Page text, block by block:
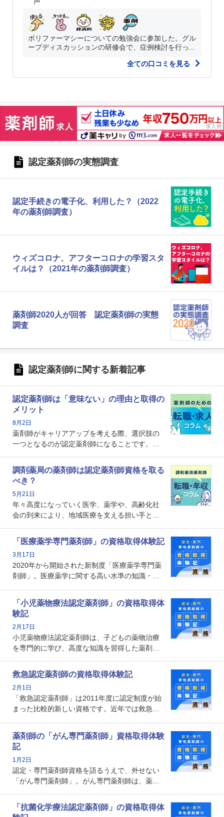
ポリファーマシーについての勉強会に参加した。グル
ープディスカッションの研修会で、症例検討を行っ...
全ての口コミを見る
認定薬剤師の実態調査
認定手続きの電子化、利用した？（2022
年の薬剤師調査）
ウィズコロナ、アフターコロナの学習スタ
イルは？（2021年の薬剤師調査）
薬剤師2020人が回答 認定薬剤師の実態
調査
認定薬剤師に関する新着記事
認定薬剤師は「意味ない」の理由と取得の
メリット
8月2日
薬剤師がキャリアアップを考える際、選択肢の
一つとなるのが認定薬剤師になることです。し
という声を聞いたことがあるかもしれません。
本記事では、認定薬剤師が「意味ない」といわ
れる理由や、取得するメリット、年収・キャリ
アへの影響を解説します。
調剤薬局の薬剤師は認定薬剤師資格を取る
べき？
5月21日
年々高度になっていく医学、薬学や、高齢化社
会の到来により、地域医療を支える担い手とし
で、重要度が増しているのが認定薬剤師という
資格です。認定薬剤師とはいったいどんな資格
なのでしょうか。それを取得するとどのような
メリットがあるのでしょうか。
「医療薬学専門薬剤師」の資格取得体験記
3月17日
2020年から開始された新制度「医療薬学専門薬
剤師」。医療薬学に関する高い水準の知識・技
剤師としての専門性を示す客観的な根拠の一つ
となります。取得要件は多岐に渡り、審査も複
数回ありますが、患者さんに対して一定の能力
の証明になる資格と言えます。
「小児薬物療法認定薬剤師」の資格取得体
験記
2月17日
小児薬物療法認定薬剤師は、子どもの薬物治療
を専門的に学び、高度な知識を習得した薬剤師
や、特有の疾患、心理状況を理解し、専門性を
深めることで、子どもとその保護者に寄り添え
る存在です。今回はそんな小児薬物療法認定薬
剤師の取得体験記をご紹介します。
救急認定薬剤師の資格取得体験記
2月1日
「救急認定薬剤師」は2011年度に認定制度が始
まった比較的新しい資格です。近年では救急病
とから、救急認定薬剤師を目指す病院薬剤師も
増えているのではないでしょうか。今回はそん
な救急認定薬剤師の取得体験記をご紹介しま
す。
薬剤師の「がん専門薬剤師」資格取得体験
記
1月2日
認定・専門薬剤師資格を語るうえで、外せない
「がん専門薬剤師」。がん専門薬剤師は、薬剤
関する資格として、2009年に発足しました。薬
剤師の専門性を活かして高度化するがん医療に
「抗菌化学療法認定薬剤師」の資格取得体